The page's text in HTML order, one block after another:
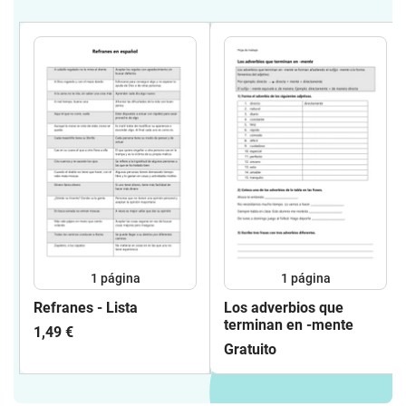
1 página
Refranes - Lista
1,49 €
1 página
Los adverbios que
terminan en -mente
Gratuito